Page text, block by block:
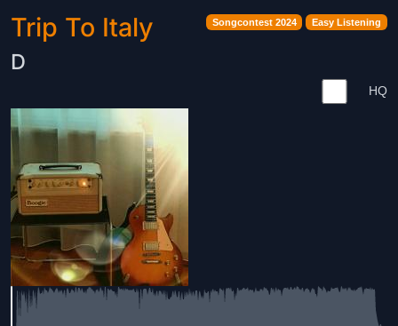
Songcontest 2024 Easy Listening
Trip To Italy
D
HQ